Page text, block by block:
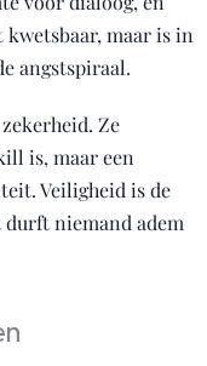
maar is in
angstspiraal.
Ze
is, maar een
Veiligheid is de
niemand adem